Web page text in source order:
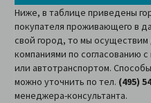
Ниже, в таблице приведены
покупателя проживающего в
свой город, то мы
компаниями по согласованию
или автотранспортом.
можно уточнить по тел. (495)
менеджера-консультанта.